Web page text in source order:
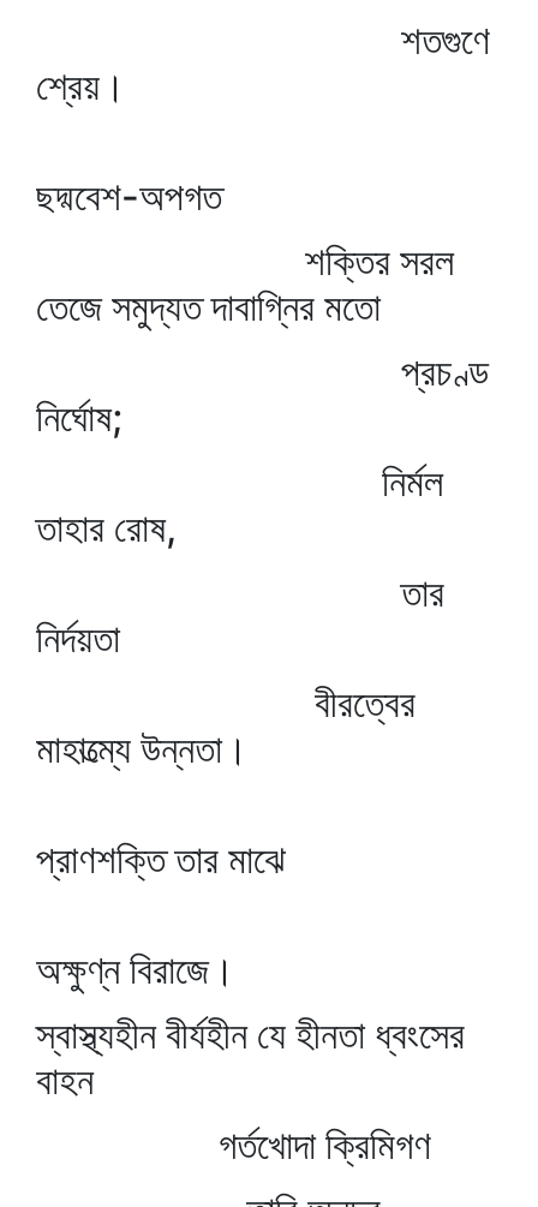
শতগুণে
শ্রেয়।
ছদ্মবেশ-অপগত
শক্তির সরল
তেজে সমুদ্যত দাবাগ্নির মতো
প্রচণ্ড
নির্ঘোষ;
নির্মল
তাহার রোষ,
তার
নির্দয়তা
বীরত্বের
মাহাত্ম্যে উন্নতা।
প্রাণশক্তি তার মাঝে
অক্ষুণ্ন বিরাজে।
স্বাস্থ্যহীন বীর্যহীন যে হীনতা ধ্বংসের
বাহন
গর্তখোদা ক্রিমিগণ